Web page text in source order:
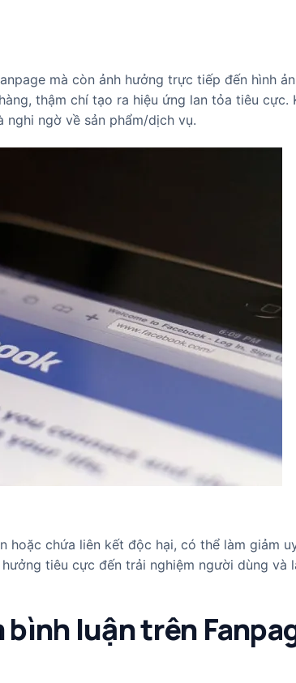
mà còn ảnh hưởng trực tiếp đến hình
thậm chí tạo ra hiệu ứng lan tỏa tiêu cực.
nghi ngờ về sản phẩm/dịch vụ.
hoặc chứa liên kết độc hại, có thể làm giảm
tiêu cực đến trải nghiệm người dùng và
luận trên